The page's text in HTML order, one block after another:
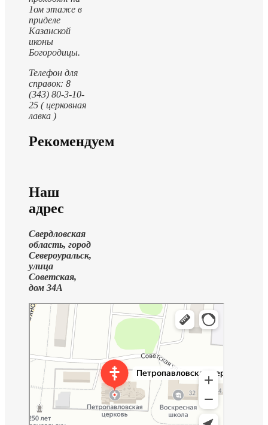
1ом этаже в
приделе
Казанской
иконы
Богородицы.
Телефон для
справок: 8
(343) 80-3-10-
25 ( церковная
лавка )
Рекомендуем
Наш
адрес
Свердловская
область, город
Североуральск,
улица
Советская,
дом 34А